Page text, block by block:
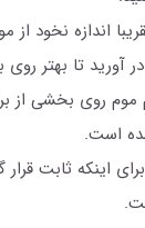
اندازه نخود از
آورید تا بهتر
موم روی بخشی از
است.
اینکه ثابت قرار